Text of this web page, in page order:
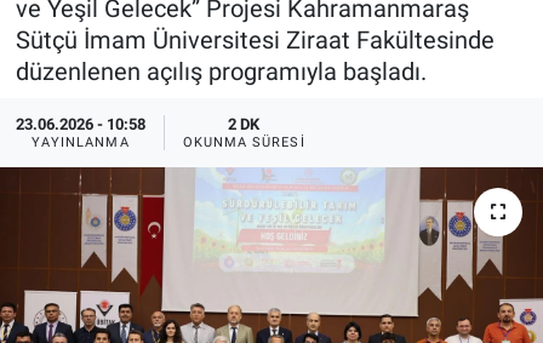
ve Yeşil Gelecek” Projesi Kahramanmaraş
Sütçü İmam Üniversitesi Ziraat Fakültesinde
düzenlenen açılış programıyla başladı.
23.06.2026 - 10:58
YAYINLANMA
2 DK
OKUNMA SÜRESI
TEKNOLOJİ
Dünya
İlçeler
MAGAZİN
Bilim, Teknoloji
ASAYİŞ